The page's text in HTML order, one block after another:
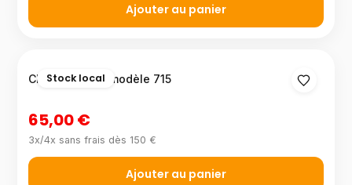
Ajouter au panier
Stock local
Chaise grise – modèle 715
65,00 €
3x/4x sans frais dès 150 €
Ajouter au panier